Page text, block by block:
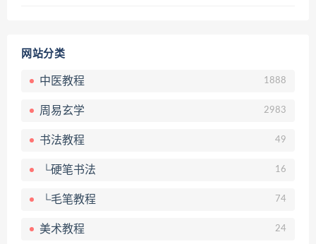
网站分类
中医教程 1888
周易玄学 2983
书法教程 49
└硬笔书法 16
└毛笔教程 74
美术教程 24